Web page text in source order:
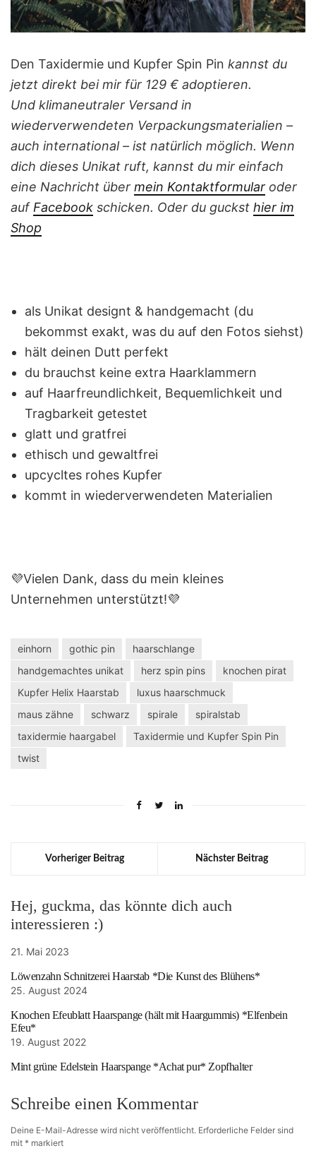
Den Taxidermie und Kupfer Spin Pin kannst du
jetzt direkt bei mir für 129 € adoptieren.
Und klimaneutraler Versand in
wiederverwendeten Verpackungsmaterialien –
auch international – ist natürlich möglich. Wenn
dich dieses Unikat ruft, kannst du mir einfach
eine Nachricht über mein Kontaktformular oder
auf Facebook schicken. Oder du guckst hier im
Shop
als Unikat designt & handgemacht (du
bekommst exakt, was du auf den Fotos siehst)
hält deinen Dutt perfekt
du brauchst keine extra Haarklammern
auf Haarfreundlichkeit, Bequemlichkeit und
Tragbarkeit getestet
glatt und gratfrei
ethisch und gewaltfrei
upcycltes rohes Kupfer
kommt in wiederverwendeten Materialien
💜Vielen Dank, dass du mein kleines
Unternehmen unterstützt!💜
einhorn gothic pin
haarschlange
handgemachtes unikat
herz spin pins
knochen pirat
Kupfer Helix Haarstab
luxus haarschmuck
maus zähne
schwarz spirale
spiralstab
taxidermie haargabel
Taxidermie und Kupfer Spin Pin
twist
Vorheriger Beitrag Nächster Beitrag
Hej, guckma, das könnte dich auch
interessieren :)
21. Mai 2023
Löwenzahn Schnitzerei Haarstab *Die Kunst des Blühens*
25. August 2024
Knochen Efeublatt Haarspange (hält mit Haargummis) *Elfenbein
Efeu*
19. August 2022
Mint grüne Edelstein Haarspange *Achat pur* Zopfhalter
Schreibe einen Kommentar
Deine E-Mail-Adresse wird nicht veröffentlicht. Erforderliche Felder sind
mit * markiert